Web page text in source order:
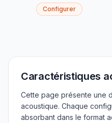
Configurer
Caractéristiques
Cette page présente une
acoustique. Chaque
absorbant dans le format